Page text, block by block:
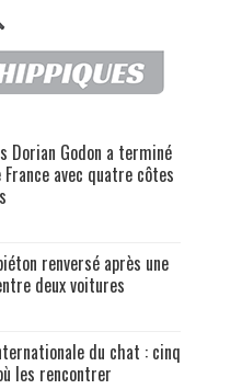
Dorian Godon a terminé
France avec quatre côtes
renversé après une
deux voitures
du chat : cinq
les rencontrer